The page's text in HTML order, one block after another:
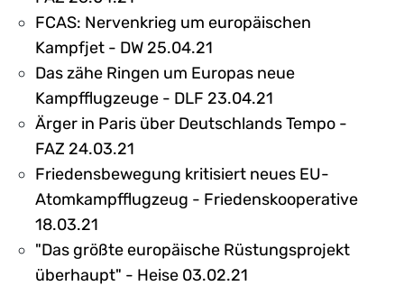
FCAS: Nervenkrieg um europäischen
Kampfjet - DW 25.04.21
Das zähe Ringen um Europas neue
Kampfflugzeuge - DLF 23.04.21
Ärger in Paris über Deutschlands Tempo -
FAZ 24.03.21
Friedensbewegung kritisiert neues EU-
Atomkampfflugzeug - Friedenskooperative
18.03.21
"Das größte europäische Rüstungsprojekt
überhaupt" - Heise 03.02.21